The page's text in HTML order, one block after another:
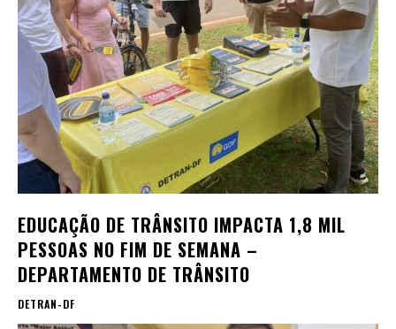
EDUCAÇÃO DE TRÂNSITO IMPACTA 1,8 MIL
PESSOAS NO FIM DE SEMANA –
DEPARTAMENTO DE TRÂNSITO
DETRAN-DF